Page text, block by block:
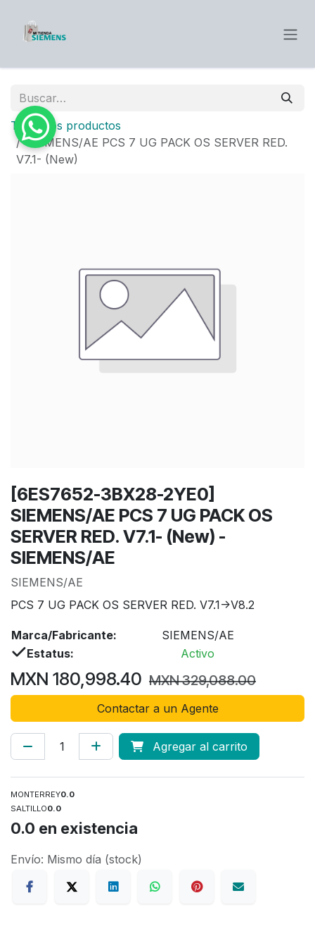
Todos los productos
SIEMENS/AE PCS 7 UG PACK OS SERVER RED.
V7.1- (New)
[6ES7652-3BX28-2YE0]
SIEMENS/AE PCS 7 UG PACK OS
SERVER RED. V7.1- (New) -
SIEMENS/AE
SIEMENS/AE
PCS 7 UG PACK OS SERVER RED. V7.1->V8.2
Marca/Fabricante:
SIEMENS/AE
Estatus:
Activo
MXN 180,998.40 MXN329,088.00
Contactar a un Agente
Agregar al carrito
MONTERREY0.0
SALTILLO0.0
0.0 en existencia
Envío: Mismo día (stock)